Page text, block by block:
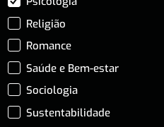
Religião
Romance
Saúde e Bem-estar
Sociologia
Sustentabilidade